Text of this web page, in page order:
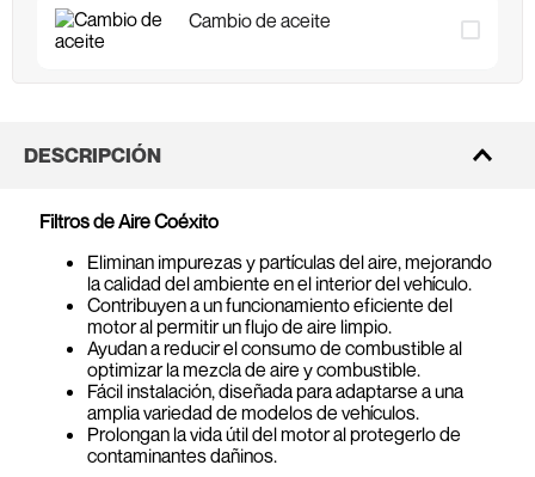
Cambio de aceite
DESCRIPCIÓN
Filtros de Aire Coéxito
Eliminan impurezas y partículas del aire, mejorando
la calidad del ambiente en el interior del vehículo.
Contribuyen a un funcionamiento eficiente del
motor al permitir un flujo de aire limpio.
Ayudan a reducir el consumo de combustible al
optimizar la mezcla de aire y combustible.
Fácil instalación, diseñada para adaptarse a una
amplia variedad de modelos de vehículos.
Prolongan la vida útil del motor al protegerlo de
contaminantes dañinos.